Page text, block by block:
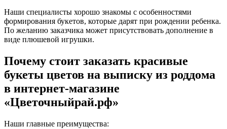
Наши специалисты хорошо знакомы с особенностями
формирования букетов, которые дарят при рождении ребенка.
По желанию заказчика может присутствовать дополнение в
виде плюшевой игрушки.
Почему стоит заказать красивые
букеты цветов на выписку из роддома
в интернет-магазине
«Цветочныйрай.рф»
Наши главные преимущества: